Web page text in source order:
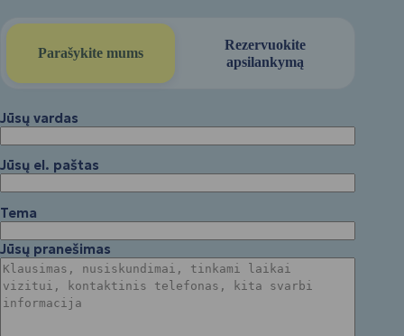
Parašykite mums
Rezervuokite
apsilankymą
Jūsų vardas
Jūsų el. paštas
Tema
Jūsų pranešimas